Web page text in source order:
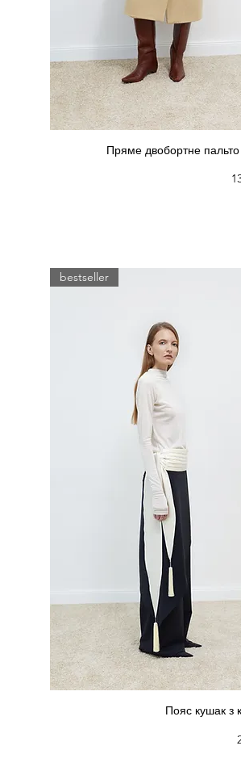
Пряме двобортне
bestseller
Пояс кушак з